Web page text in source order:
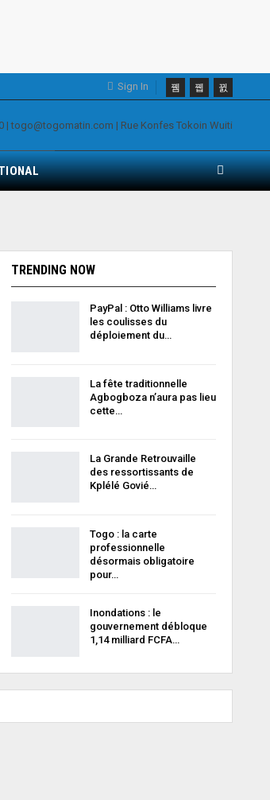
Sign In
TRENDING NOW
PayPal : Otto Williams livre
les coulisses du
déploiement du…
La fête traditionnelle
Agbogboza n’aura pas lieu
cette…
La Grande Retrouvaille
des ressortissants de
Kplélé Govié…
Togo : la carte
professionnelle
désormais obligatoire
pour…
Inondations : le
gouvernement débloque
1,14 milliard FCFA…